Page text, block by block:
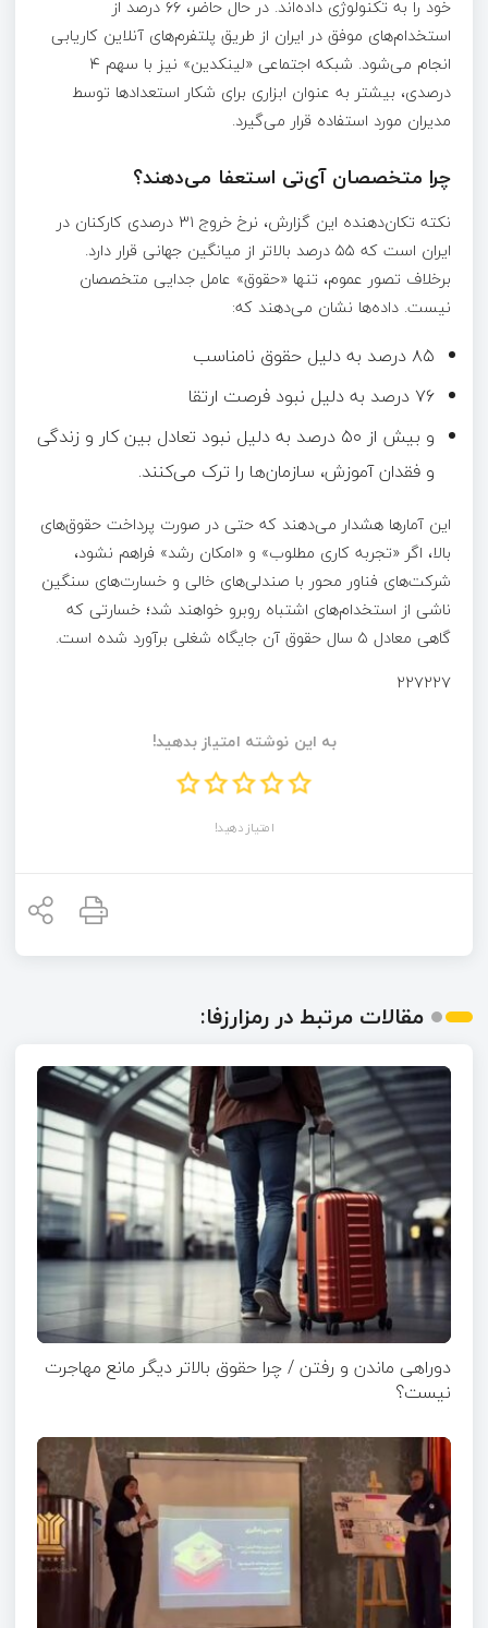
خود را به تکنولوژی داده‌اند. در حال حاضر، ۶۶ درصد از
استخدام‌های موفق در ایران از طریق پلتفرم‌های آنلاین کاریابی
انجام می‌شود. شبکه اجتماعی «لینکدین» نیز با سهم ۴
درصدی، بیشتر به عنوان ابزاری برای شکار استعدادها توسط
مدیران مورد استفاده قرار می‌گیرد.
چرا متخصصان آی‌تی استعفا می‌دهند؟
نکته تکان‌دهنده این گزارش، نرخ خروج ۳۱ درصدی کارکنان در
ایران است که ۵۵ درصد بالاتر از میانگین جهانی قرار دارد.
برخلاف تصور عموم، تنها «حقوق» عامل جدایی متخصصان
نیست. داده‌ها نشان می‌دهند که:
۸۵ درصد به دلیل حقوق نامناسب
۷۶ درصد به دلیل نبود فرصت ارتقا
و بیش از ۵۰ درصد به دلیل نبود تعادل بین کار و زندگی
و فقدان آموزش، سازمان‌ها را ترک می‌کنند.
این آمارها هشدار می‌دهند که حتی در صورت پرداخت حقوق‌های
بالا، اگر «تجربه کاری مطلوب» و «امکان رشد» فراهم نشود،
شرکت‌های فناور محور با صندلی‌های خالی و خسارت‌های سنگین
ناشی از استخدام‌های اشتباه روبرو خواهند شد؛ خسارتی که
گاهی معادل ۵ سال حقوق آن جایگاه شغلی برآورد شده است.
۲۲۷۲۲۷
به این نوشته امتیاز بدهید!
امتیاز دهید!
مقالات مرتبط در رمزارزفا:
دوراهی ماندن و رفتن / چرا حقوق بالاتر دیگر مانع مهاجرت
نیست؟